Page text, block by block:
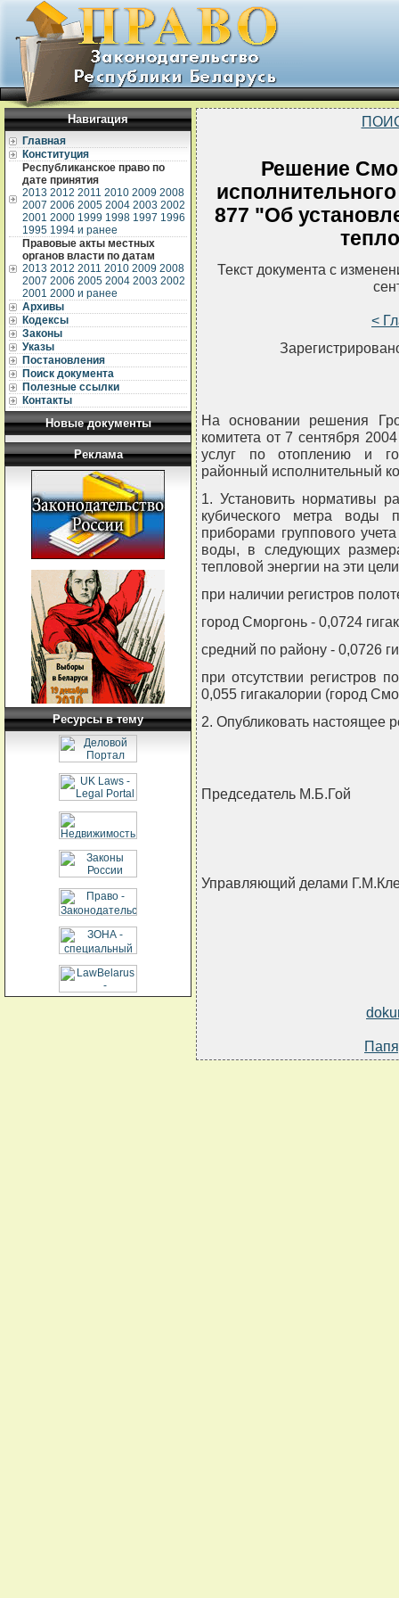
Навигация
Главная
Конституция
Республиканское право по
дате принятия
2013 2012 2011 2010 2009 2008
2007 2006 2005 2004 2003 2002
2001 2000 1999 1998 1997 1996
1995 1994 и ранее
Правовые акты местных
органов власти по датам
2013 2012 2011 2010 2009 2008
2007 2006 2005 2004 2003 2002
2001 2000 и ранее
Архивы
Кодексы
Законы
Указы
Постановления
Поиск документа
Полезные ссылки
Контакты
Новые документы
Реклама
Ресурсы в тему
Решение
877 "Об
Текст документа с
<
На основании решения
комитета от 7 сентября
услуг по отоплению и
районный исполнительный
1. Установить нормативы
кубического метра
приборами группового
воды, в следующих
тепловой энергии на эти
при наличии регистров
город Сморгонь - 0,0724
средний по району - 0,0726
при отсутствии регистров
0,055 гигакалории (город
2. Опубликовать настоящее
Председатель М.Б.Гой
Управляющий делами